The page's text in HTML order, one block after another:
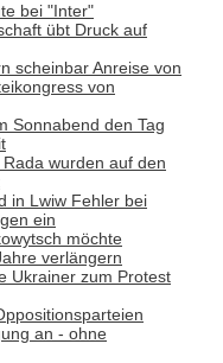
bei "Inter"
übt Druck auf
scheinbar Anreise von
von
Sonnabend den Tag
wurden auf den
in Lwiw Fehler bei
ein
möchte
verlängern
Ukrainer zum Protest
an - ohne